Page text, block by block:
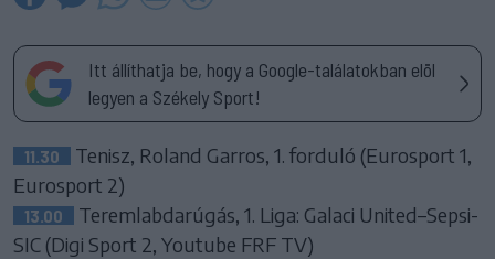
Itt állíthatja be, hogy a Google-találatokban elöl
legyen a Székely Sport!
11.30
Tenisz, Roland Garros, 1. forduló (Eurosport 1,
Eurosport 2)
13.00
Teremlabdarúgás, 1. Liga: Galaci United–Sepsi-
SIC (Digi Sport 2, Youtube FRF TV)